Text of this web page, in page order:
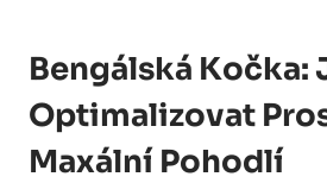
Bengálská Kočka:
⁤optimalizovat
Maxální Pohodlí